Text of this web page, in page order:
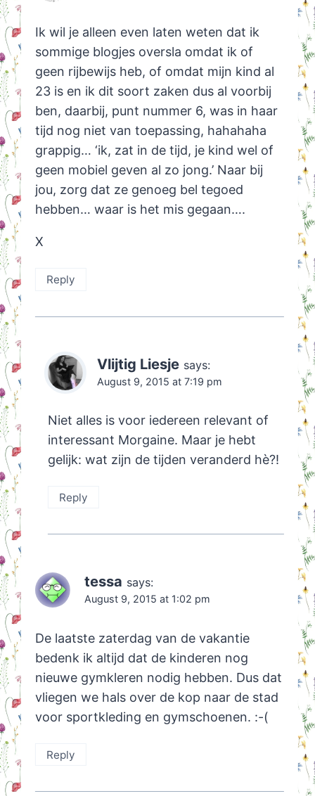
Ik wil je alleen even laten weten dat ik
sommige blogjes oversla omdat ik of
geen rijbewijs heb, of omdat mijn kind al
23 is en ik dit soort zaken dus al voorbij
ben, daarbij, punt nummer 6, was in haar
tijd nog niet van toepassing, hahahaha
grappig… ‘ik, zat in de tijd, je kind wel of
geen mobiel geven al zo jong.’ Naar bij
jou, zorg dat ze genoeg bel tegoed
hebben… waar is het mis gegaan….
X
Reply
Vlijtig Liesje says:
August 9, 2015 at 7:19 pm
Niet alles is voor iedereen relevant of
interessant Morgaine. Maar je hebt
gelijk: wat zijn de tijden veranderd hè?!
Reply
tessa says:
August 9, 2015 at 1:02 pm
De laatste zaterdag van de vakantie
bedenk ik altijd dat de kinderen nog
nieuwe gymkleren nodig hebben. Dus dat
vliegen we hals over de kop naar de stad
voor sportkleding en gymschoenen. :-(
Reply